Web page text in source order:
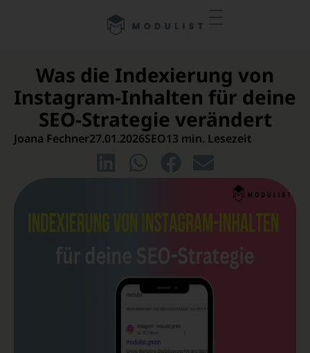
Was die Indexierung von
Instagram-Inhalten für deine
SEO-Strategie verändert
Joana Fechner27.01.2026SEO13 min. Lesezeit